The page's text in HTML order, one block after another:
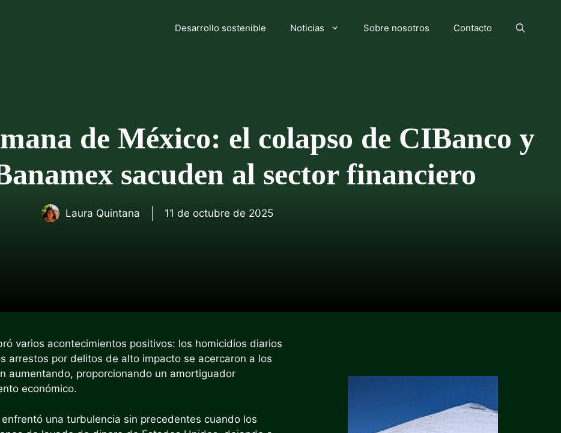
Desarrollo sostenible Noticias Sobre nosotros Contacto
de México: el colapso de CIBanco y
sacuden al sector financiero
Laura Quintana 11 de octubre de 2025
varios acontecimientos positivos: los homicidios diarios
arrestos por delitos de alto impacto se acercaron a los
aumentando, proporcionando un amortiguador
económico.
una turbulencia sin precedentes cuando los